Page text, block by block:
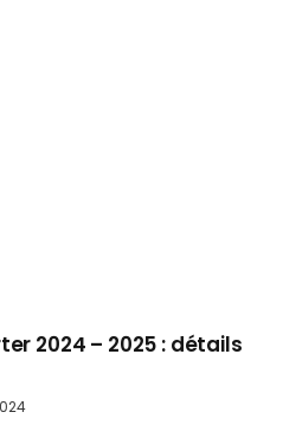
2024 – 2025 : détails